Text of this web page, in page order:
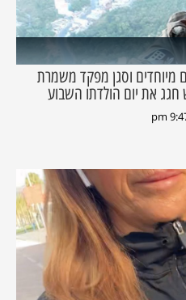
מיוחדים וסגן מפקד משמרת
את יום הולדתו השבוע
9:47